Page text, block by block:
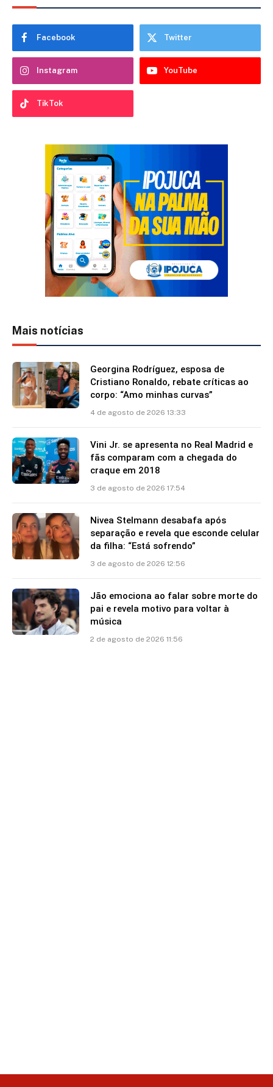
Facebook Twitter
Instagram YouTube
TikTok
Mais notícias
Georgina Rodríguez, esposa de
Cristiano Ronaldo, rebate críticas ao
corpo: “Amo minhas curvas”
4 de agosto de 2026 13:33
Vini Jr. se apresenta no Real Madrid e
fãs comparam com a chegada do
craque em 2018
3 de agosto de 2026 17:54
Nivea Stelmann desabafa após
separação e revela que esconde celular
da filha: “Está sofrendo”
3 de agosto de 2026 12:56
Jão emociona ao falar sobre morte do
pai e revela motivo para voltar à
música
2 de agosto de 2026 11:56